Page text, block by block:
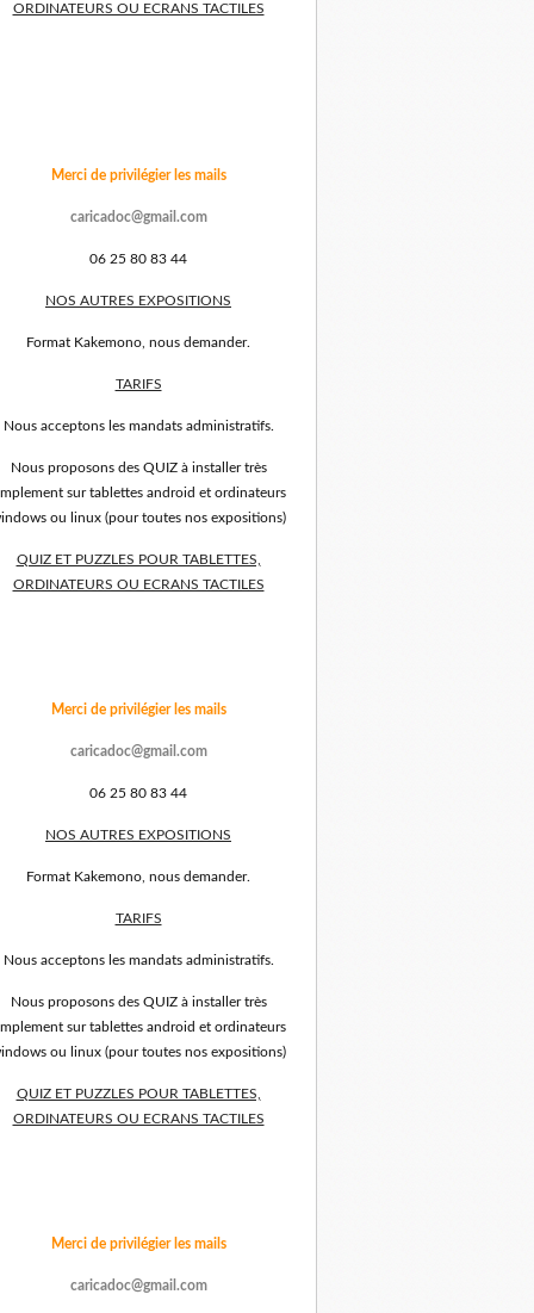
ORDINATEURS OU ECRANS TACTILES
Merci de privilégier les mails
caricadoc@gmail.com
06 25 80 83 44
NOS AUTRES EXPOSITIONS
Format Kakemono, nous demander.
TARIFS
Nous acceptons les mandats administratifs.
Nous proposons des QUIZ à installer très
sur tablettes android et ordinateurs
ou linux (pour toutes nos expositions)
QUIZ ET PUZZLES POUR TABLETTES,
ORDINATEURS OU ECRANS TACTILES
Merci de privilégier les mails
caricadoc@gmail.com
06 25 80 83 44
NOS AUTRES EXPOSITIONS
Format Kakemono, nous demander.
TARIFS
Nous acceptons les mandats administratifs.
Nous proposons des QUIZ à installer très
sur tablettes android et ordinateurs
ou linux (pour toutes nos expositions)
QUIZ ET PUZZLES POUR TABLETTES,
ORDINATEURS OU ECRANS TACTILES
Merci de privilégier les mails
caricadoc@gmail.com